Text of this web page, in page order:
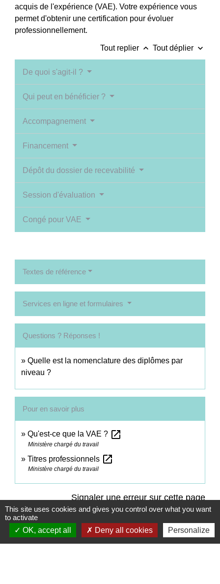
acquis de l'expérience (VAE). Votre expérience vous
permet d'obtenir une certification pour évoluer
professionnellement.
Tout replier keyboard_arrow_up Tout déplier keyboard_arrow_down
De quoi s'agit-il ?
Qui peut en bénéficier ?
Accompagnement
Financement
Dépôt du dossier de recevabilité
Session d'évaluation
Congé pour VAE
Textes de référence
Services en ligne et formulaires
Questions ? Réponses !
Quelle est la nomenclature des diplômes par
niveau ?
Pour en savoir plus
Qu'est-ce que la VAE ? open_in_new
Ministère chargé du travail
Titres professionnels open_in_new
Ministère chargé du travail
Signaler une erreur sur cette page
This site uses cookies and gives you control over what you want
to activate
OK, accept all
Deny all cookies Personalize